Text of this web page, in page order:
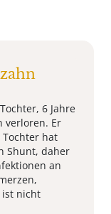
6 Jahre
verloren. Er
Tochter hat
Shunt, daher
an
ist nicht